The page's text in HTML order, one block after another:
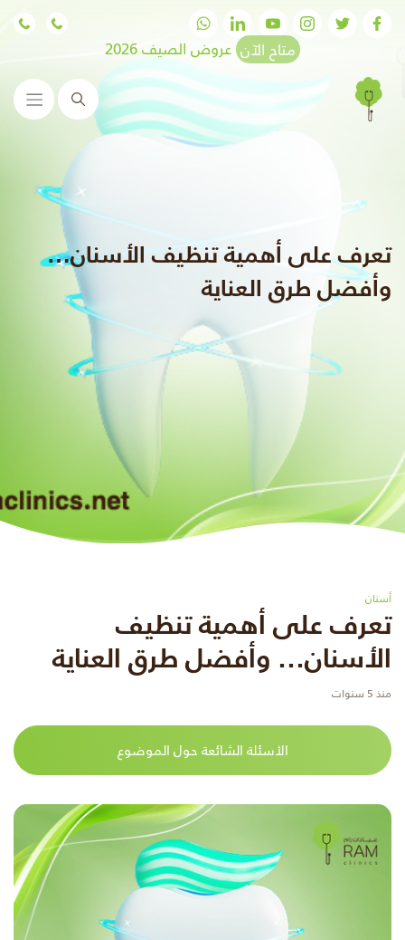
متاح الآن عروض الصيف 2026
البحث
تعرف على أهمية تنظيف الأسنان…
وأفضل طرق العناية
أسنان
تعرف على أهمية تنظيف
الأسنان… وأفضل طرق العناية
منذ 5 سنوات
الأسئلة الشائعة حول الموضوع